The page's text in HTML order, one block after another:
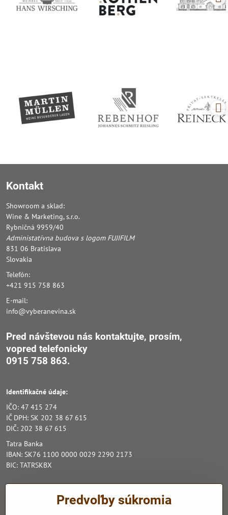
Kontakt
Showroom a sklad:
Wine & Marketing, s.r.o.
Rybničná 9959/40
Administatívna budova s logom FUJIFILM
831 06 Bratislava
Slovakia
Telefón:
+421 915 758 863
E-mail:
info@vyberanevina.sk
Pred návštevou nás kontaktujte, prosím,
vopred telefonicky
0915 758 863.
Identifikačné údaje:
IČO: 47 415 274
IČ DPH: SK 202 38 67 615
DIČ: 202 38 67 615
Tatra Banka
IBAN: SK76 1100 0000 0029 2290 2173
BIC: TATRSKBX
Predvoľby súkromia